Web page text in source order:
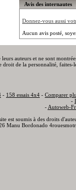
Avis des internautes
Donnez-vous aussi
Aucun avis posté,
auteurs et ne sont
de la personnalité,
- 158 essais 4x4 - Comparer
-
- Autoweb-
est soumis à des droits
Manu Bordonado